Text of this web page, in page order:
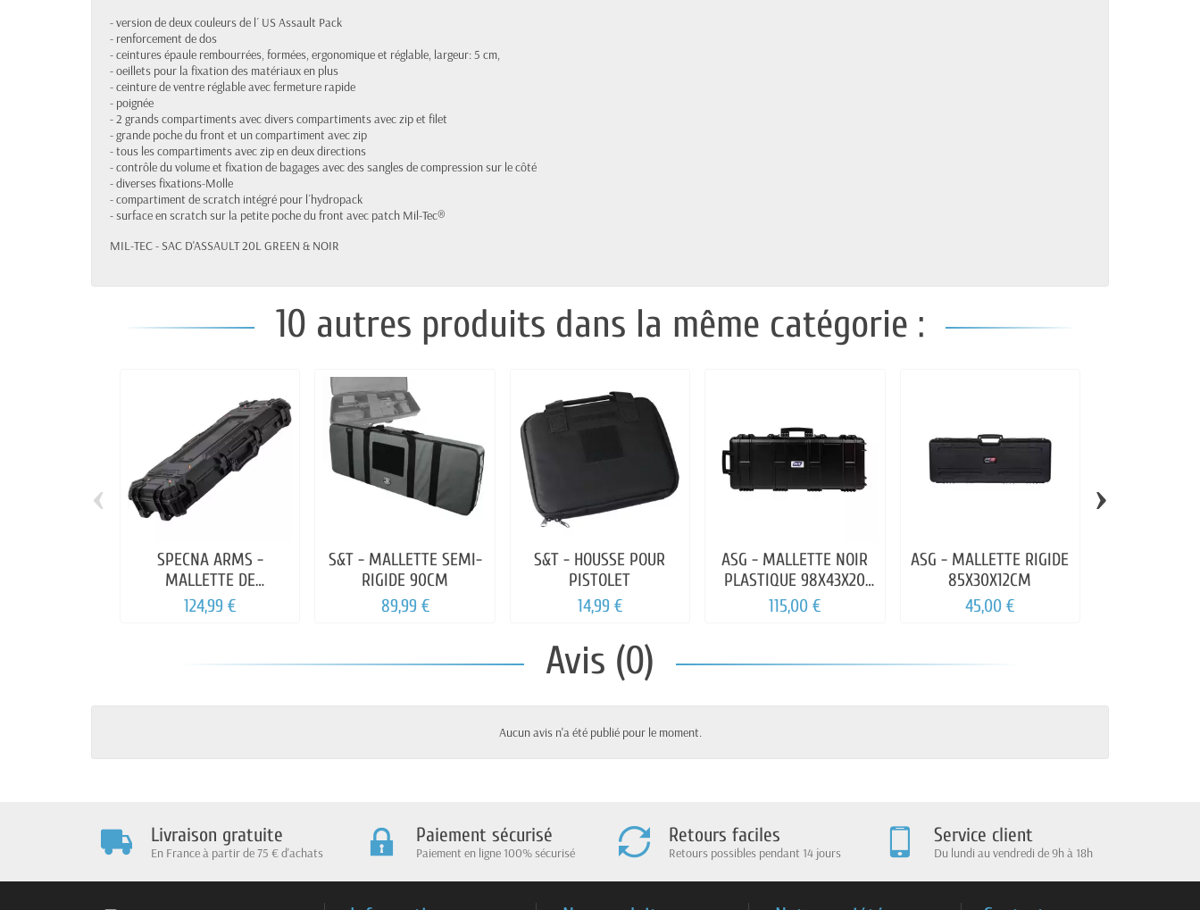
- version de deux couleurs de l´ US Assault Pack
- renforcement de dos
- ceintures épaule rembourrées, formées, ergonomique et réglable, largeur: 5 cm,
- oeillets pour la fixation des matériaux en plus
- ceinture de ventre réglable avec fermeture rapide
- poignée
- 2 grands compartiments avec divers compartiments avec zip et filet
- grande poche du front et un compartiment avec zip
- tous les compartiments avec zip en deux directions
- contrôle du volume et fixation de bagages avec des sangles de compression sur le côté
- diverses fixations-Molle
- compartiment de scratch intégré pour l´hydropack
- surface en scratch sur la petite poche du front avec patch Mil-Tec®
MIL-TEC - SAC D'ASSAULT 20L GREEN & NOIR
10 autres produits dans la même catégorie :
SPECNA ARMS -
MALLETTE DE
TRANSPORT 2.0 106CM
124,99 €
S&T - MALLETTE SEMI-
RIGIDE 90CM
89,99 €
S&T - HOUSSE POUR
PISTOLET
14,99 €
ASG - MALLETTE NOIR
PLASTIQUE 98X43X20
CM
115,00 €
ASG - MALLETTE RIGIDE
85X30X12CM
45,00 €
‹ ›
Avis (0)
Aucun avis n'a été publié pour le moment.
Livraison gratuite
En France à partir de 75 € d'achats
Paiement sécurisé
Paiement en ligne 100% sécurisé
Retours faciles
Retours possibles pendant 14 jours
Service client
Du lundi au vendredi de 9h à 18h